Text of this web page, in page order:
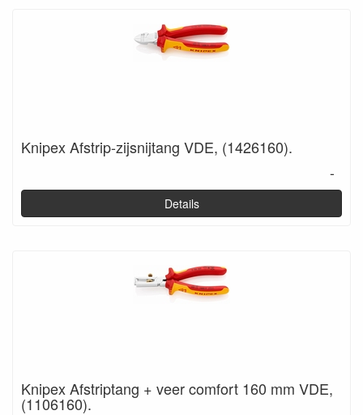
Knipex Afstrip-zijsnijtang VDE, (1426160).
-
Details
Knipex Afstriptang + veer comfort 160 mm VDE,
(1106160).